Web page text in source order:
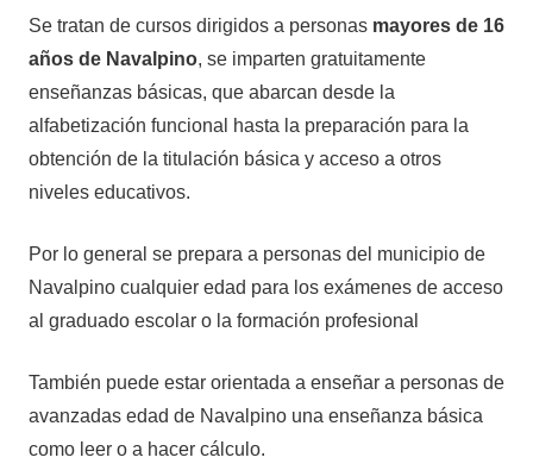
Se tratan de cursos dirigidos a personas mayores de 16
años de Navalpino, se imparten gratuitamente
enseñanzas básicas, que abarcan desde la
alfabetización funcional hasta la preparación para la
obtención de la titulación básica y acceso a otros
niveles educativos.
Por lo general se prepara a personas del municipio de
Navalpino cualquier edad para los exámenes de acceso
al graduado escolar o la formación profesional
También puede estar orientada a enseñar a personas de
avanzadas edad de Navalpino una enseñanza básica
como leer o a hacer cálculo.